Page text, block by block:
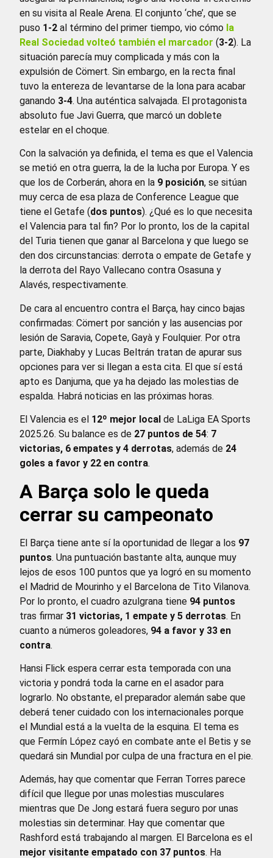
en su visita al Reale Arena. El conjunto ‘che’, que se
puso 1-2 al término del primer tiempo, vio cómo la
Real Sociedad volteó también el marcador (3-2). La
situación parecía muy complicada y más con la
expulsión de Cömert. Sin embargo, en la recta final
tuvo la entereza de levantarse de la lona para acabar
ganando 3-4. Una auténtica salvajada. El protagonista
absoluto fue Javi Guerra, que marcó un doblete
estelar en el choque.
Con la salvación ya definida, el tema es que el Valencia
se metió en otra guerra, la de la lucha por Europa. Y es
que los de Corberán, ahora en la 9 posición, se sitúan
muy cerca de esa plaza de Conference League que
tiene el Getafe (dos puntos). ¿Qué es lo que necesita
el Valencia para tal fin? Por lo pronto, los de la capital
del Turia tienen que ganar al Barcelona y que luego se
den dos circunstancias: derrota o empate de Getafe y
la derrota del Rayo Vallecano contra Osasuna y
Alavés, respectivamente.
De cara al encuentro contra el Barça, hay cinco bajas
confirmadas: Cömert por sanción y las ausencias por
lesión de Saravia, Copete, Gayà y Foulquier. Por otra
parte, Diakhaby y Lucas Beltrán tratan de apurar sus
opciones para ver si llegan a esta cita. El que sí está
apto es Danjuma, que ya ha dejado las molestias de
espalda. Habrá noticias en las próximas horas.
El Valencia es el 12º mejor local de LaLiga EA Sports
2025.26. Su balance es de 27 puntos de 54: 7
victorias, 6 empates y 4 derrotas, además de 24
goles a favor y 22 en contra.
A Barça solo le queda
cerrar su campeonato
El Barça tiene ante sí la oportunidad de llegar a los 97
puntos. Una puntuación bastante alta, aunque muy
lejos de esos 100 puntos que ya logró en su momento
el Madrid de Mourinho y el Barcelona de Tito Vilanova.
Por lo pronto, el cuadro azulgrana tiene 94 puntos
tras firmar 31 victorias, 1 empate y 5 derrotas. En
cuanto a números goleadores, 94 a favor y 33 en
contra.
Hansi Flick espera cerrar esta temporada con una
victoria y pondrá toda la carne en el asador para
lograrlo. No obstante, el preparador alemán sabe que
deberá tener cuidado con los internacionales porque
el Mundial está a la vuelta de la esquina. El tema es
que Fermín López cayó en combate ante el Betis y se
quedará sin Mundial por culpa de una fractura en el pie.
Además, hay que comentar que Ferran Torres parece
difícil que llegue por unas molestias musculares
mientras que De Jong estará fuera seguro por unas
molestias sin determinar. Hay que comentar que
Rashford está trabajando al margen. El Barcelona es el
mejor visitante empatado con 37 puntos. Ha